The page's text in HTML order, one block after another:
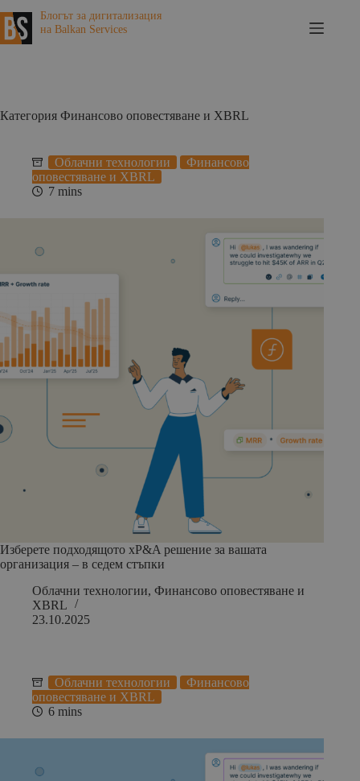
to
content
Блогът за дигитализация
на Balkan Services
Категория Финансово оповестяване и XBRL
Облачни технологии
Финансово
оповестяване и XBRL
7 mins
Изберете подходящото xP&A решение за вашата
организация – в седем стъпки
Облачни технологии, Финансово оповестяване и
XBRL
23.10.2025
Облачни технологии
Финансово
оповестяване и XBRL
6 mins